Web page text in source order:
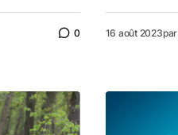
0 16 août 2023par